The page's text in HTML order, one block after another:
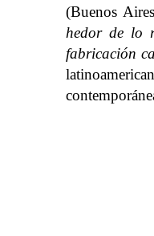
(Buenos
hedor de lo
fabricación